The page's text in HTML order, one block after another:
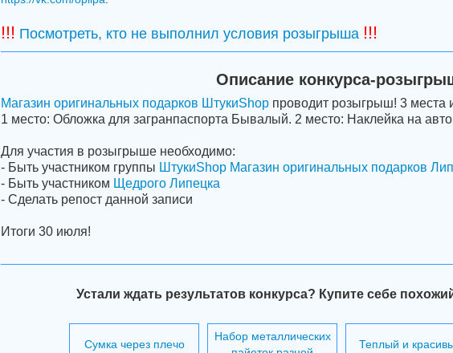
!!! Посмотреть, кто не выполнил условия розыгрыша !!!
Описание конкурса-
Магазин оригинальных подарков ШтукиShop проводит розыгрыш! 3 места
1 место: Обложка для загранпаспорта Бывалый. 2 место: Наклейка на
Для участия в розыгрыше необходимо:
- Быть участником группы ШтукиShop Магазин оригинальных подарков
- Быть участником Щедрого Липецка
- Сделать репост данной записи
Итоги 30 июля!
Устали ждать результатов конкурса? Купите себе
Сумка через плечо
Набор металлических
Теплый и